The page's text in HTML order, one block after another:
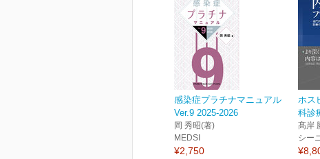
感染症プラチナマニュアル
Ver.9 2025-2026
岡 秀昭(著)
MEDSI
¥2,750
ホス
科診
髙岸
シー